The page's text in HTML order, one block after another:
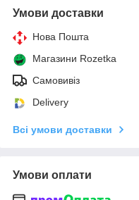
Умови доставки
Нова Пошта
Магазини Rozetka
Самовивіз
Delivery
Всі умови доставки
Умови оплати